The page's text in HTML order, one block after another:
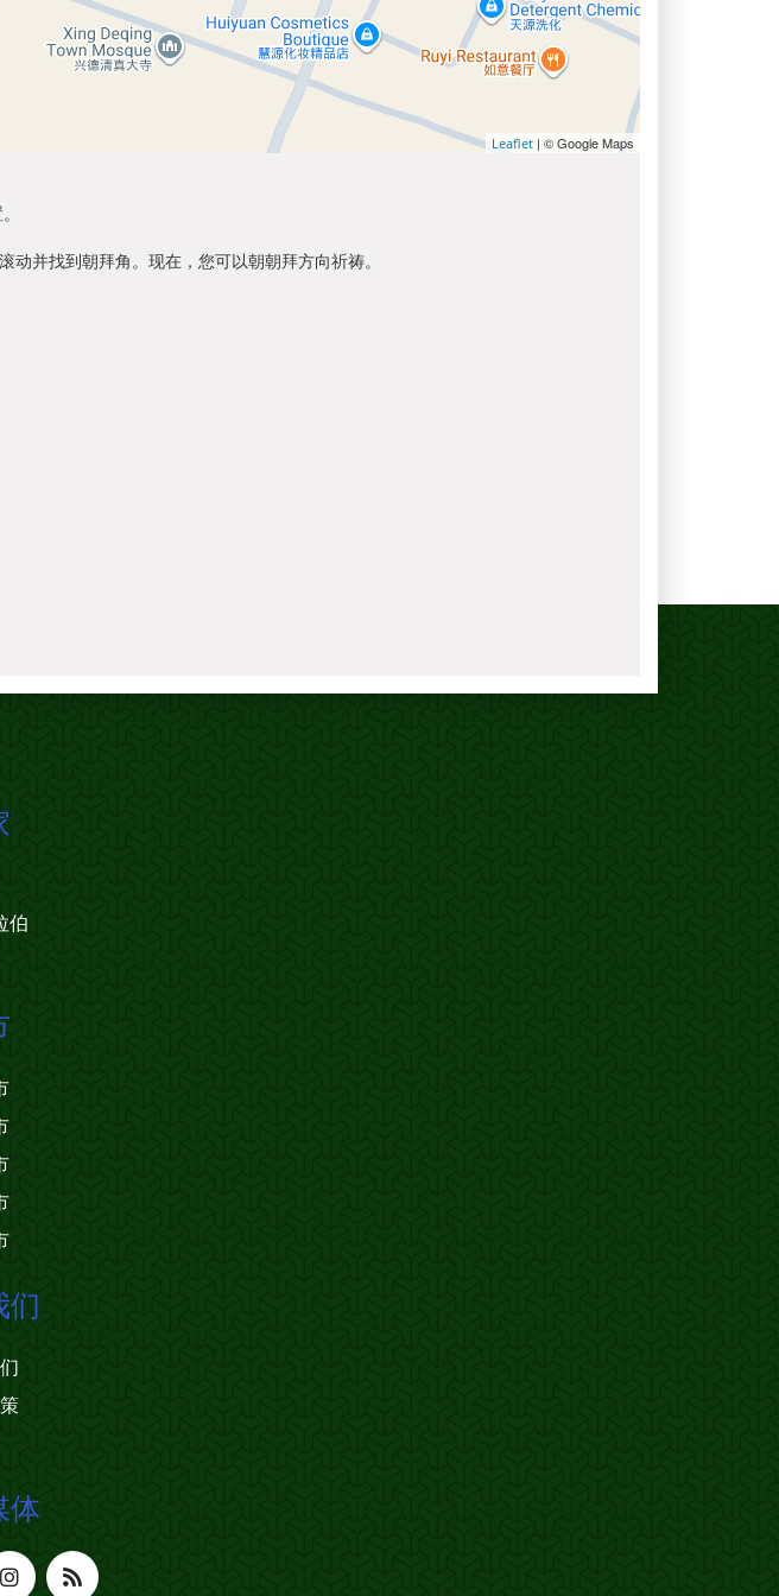
Leaflet | © Google Maps
并找到朝拜角。现在，您可以朝朝拜方向祈祷。
伯
们
体